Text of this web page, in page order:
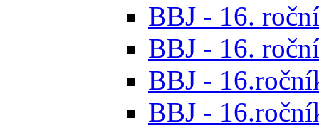
BBJ - 16.
BBJ - 16.
BBJ -
BBJ -